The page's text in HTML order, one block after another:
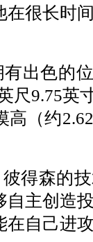
很长时
出色的
尺9.75英
高（约
得森的
主创造
自己进